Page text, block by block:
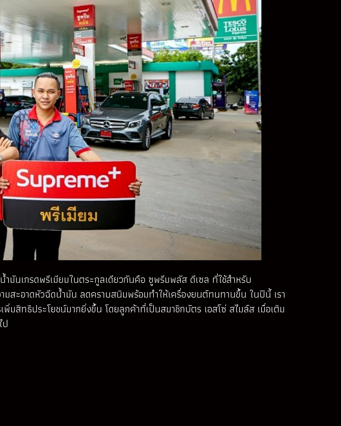
นเกรดพรีเมียมในตระกูลเดียวกันคือ ซูพรีมพลัส ดีเซล ที่ใช้สำหรับ
สะอาดหัวฉีดน้ำมัน ลดคราบสนิมพร้อมทำให้เครื่องยนต์ทนทานขึ้น ในปีนี้ เรา
มสิทธิประโยชน์มากยิ่งขึ้น โดยลูกค้าที่เป็นสมาชิกบัตร เอสโซ่ สไมล์ส เมื่อเติม